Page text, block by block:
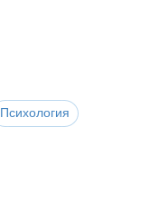
Психология